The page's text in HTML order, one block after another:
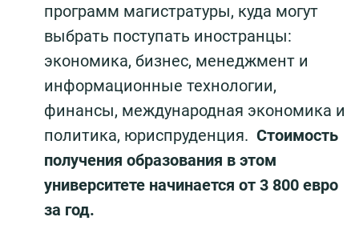
программ магистратуры, куда могут
выбрать поступать иностранцы:
экономика, бизнес, менеджмент и
информационные технологии,
финансы, международная экономика и
политика, юриспруденция. Стоимость
получения образования в этом
университете начинается от 3 800 евро
за год.